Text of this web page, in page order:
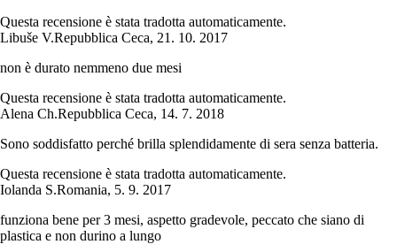
Questa recensione è stata tradotta automaticamente.
Libuše V.Repubblica Ceca, 21. 10. 2017
non è durato nemmeno due mesi
Questa recensione è stata tradotta automaticamente.
Alena Ch.Repubblica Ceca, 14. 7. 2018
Sono soddisfatto perché brilla splendidamente di sera senza batteria.
Questa recensione è stata tradotta automaticamente.
Iolanda S.Romania, 5. 9. 2017
funziona bene per 3 mesi, aspetto gradevole, peccato che siano di
plastica e non durino a lungo